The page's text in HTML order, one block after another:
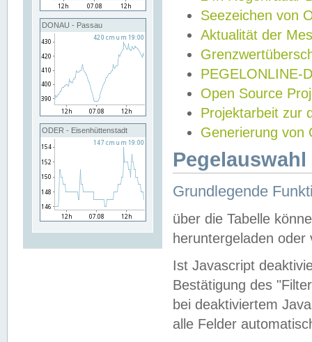
DONAU - Passau
ODER - Eisenhüttenstadt
Seezeichen von
Aktualität der
PEGELONLINE-
Open Source
Projektarbeit zur
Generierung von
Grundlegende
über die Tabelle
heruntergeladen oder
Ist Javascript
Bestätigung des
bei deaktiviertem
alle Felder